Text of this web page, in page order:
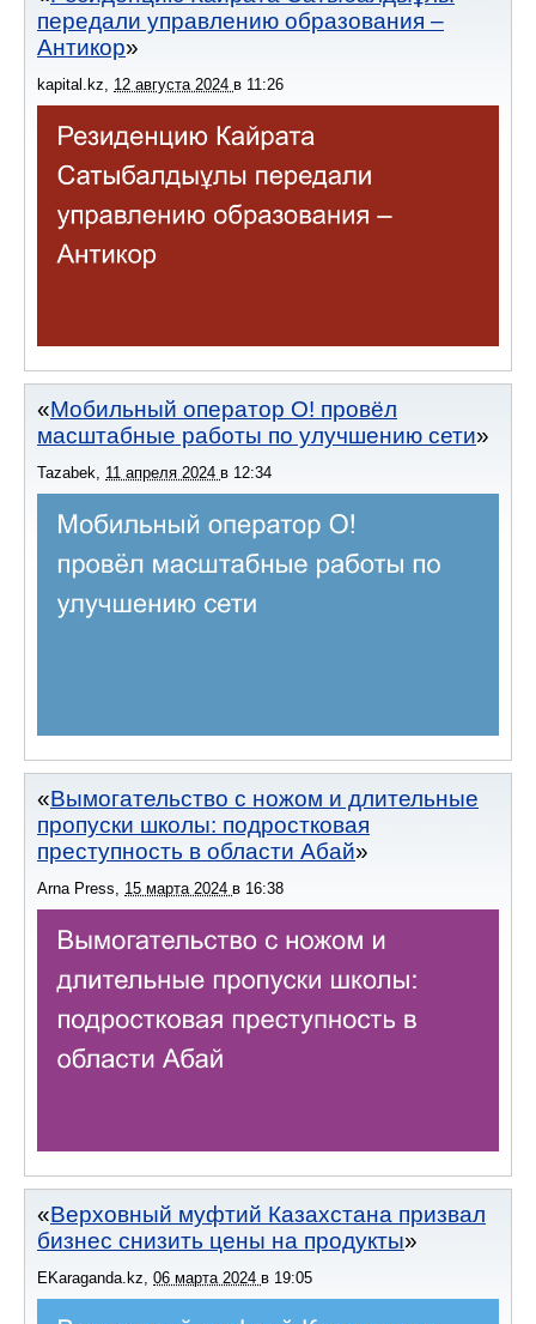
передали управлению образования –
Антикор
kapital.kz 12 августа 2024 в 11:26
Мобильный оператор О! провёл
масштабные работы по улучшению сети
Tazabek, 11 апреля 2024 в 12:34
Вымогательство с ножом и длительные
пропуски школы: подростковая
преступность в области Абай
Arna Press, 15 марта 2024 в 16:38
Верховный муфтий Казахстана призвал
бизнес снизить цены на продукты
EKaraganda.kz, 06 марта 2024 в 19:05